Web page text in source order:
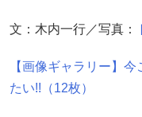
文：木内一行／写真：
【画像ギャラリー】
たい!!（12枚）